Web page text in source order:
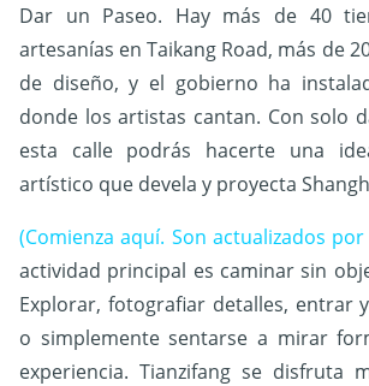
Dar un Paseo. Hay más de 40
artesanías en Taikang Road, más de
de diseño, y el gobierno ha
donde los artistas cantan. Con solo
esta calle podrás hacerte una
artístico que devela y proyecta
(Comienza aquí. Son actualizados
actividad principal es caminar sin
Explorar, fotografiar detalles, entrar
o simplemente sentarse a mirar
experiencia. Tianzifang se disfruta